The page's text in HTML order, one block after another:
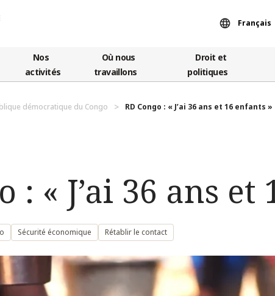
Français
Nos
activités
Où nous
travaillons
Droit et
politiques
démocratique du Congo RD Congo : « J’ai 36 ans et 16 enfants »
: « J’ai 36 ans
Sécurité économique Rétablir le contact